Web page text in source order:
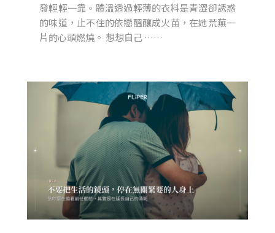
發輕輕一靠。體溫透過輕薄的衣料是青澀卻誘惑
的味道，止不住的依戀醞釀成火苗，在她荒蕪一
片的心頭燃燒。 想想自己 ……